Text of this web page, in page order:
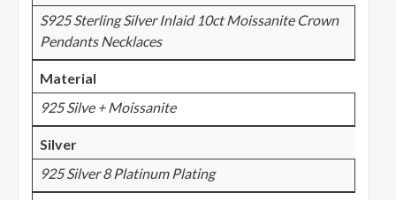
S925 Sterling Silver Inlaid 10ct Moissanite Crown
Pendants Necklaces
Material
925 Silve + Moissanite
Silver
925 Silver 8 Platinum Plating